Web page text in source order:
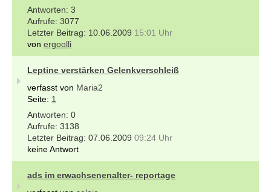
3
3077
10.06.2009 15:01 Uhr
von ergoolli
Leptine verstärken Gelenkverschleiß
verfasst von Maria2
Seite: 1
0
3138
07.06.2009 09:24 Uhr
keine Antwort
ads im erwachsenenalter- reportage